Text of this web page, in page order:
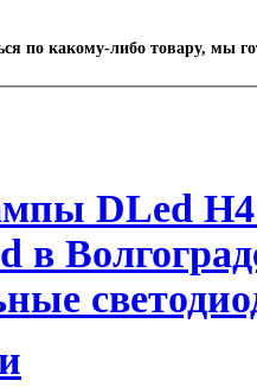
по какому-либо товару, мы
DLed H4
в